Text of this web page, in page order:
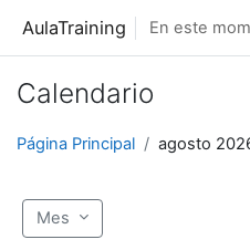
AulaTraining En este
Calendario
Página Principal agosto
Mes